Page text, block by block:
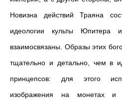
Новизна действий Траяна
идеологии культы Юпитера
взаимосвязаны. Образы этих
тщательно и детально, чем в
принцепсов: для этого
изображения на монетах и